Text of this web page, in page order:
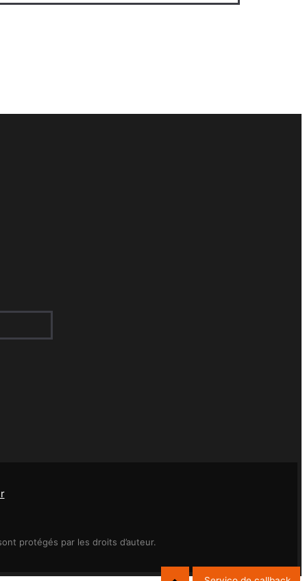
protégés par les droits d’auteur.